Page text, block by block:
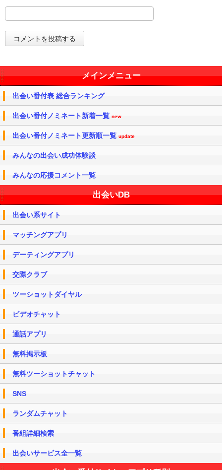
メインメニュー
出会い番付表 総合ランキング
出会い番付ノミネート新着一覧 new
出会い番付ノミネート更新順一覧 update
みんなの出会い成功体験談
みんなの応援コメント一覧
出会いDB
出会い系サイト
マッチングアプリ
デーティングアプリ
交際クラブ
ツーショットダイヤル
ビデオチャット
通話アプリ
無料掲示板
無料ツーショットチャット
SNS
ランダムチャット
番組詳細検索
出会いサービス全一覧